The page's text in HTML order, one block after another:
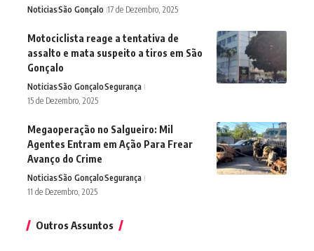
NoticiasSão Gonçalo 17 de Dezembro, 2025
Motociclista reage a tentativa de
assalto e mata suspeito a tiros em São
Gonçalo
NoticiasSão GonçaloSegurança
15 de Dezembro, 2025
Megaoperação no Salgueiro: Mil
Agentes Entram em Ação Para Frear
Avanço do Crime
NoticiasSão GonçaloSegurança
11 de Dezembro, 2025
Outros Assuntos